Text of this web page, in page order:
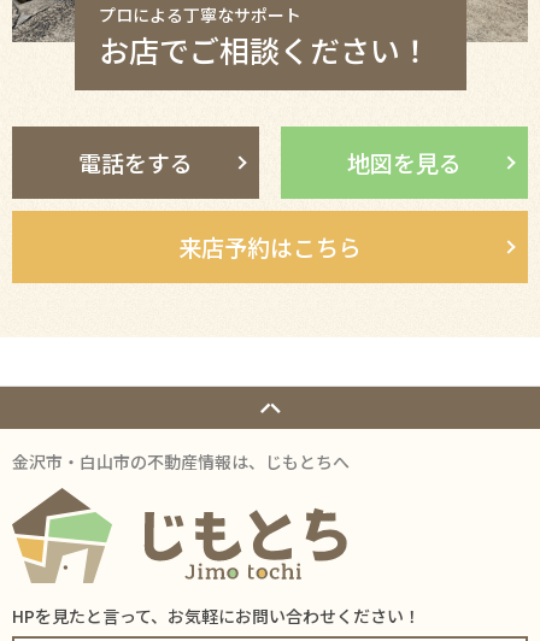
プロによる丁寧なサポート
お店でご相談ください！
電話をする 地図を見る
来店予約はこちら
金沢市・白山市の不動産情報は、じもとちへ
HPを見たと言って、お気軽にお問い合わせください！